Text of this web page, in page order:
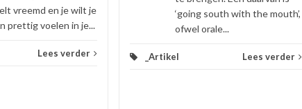
vreemd en je wilt je
prettig voelen in je...
Lees verder
‘going south with the mouth’,
ofwel orale...
_Artikel Lees verder